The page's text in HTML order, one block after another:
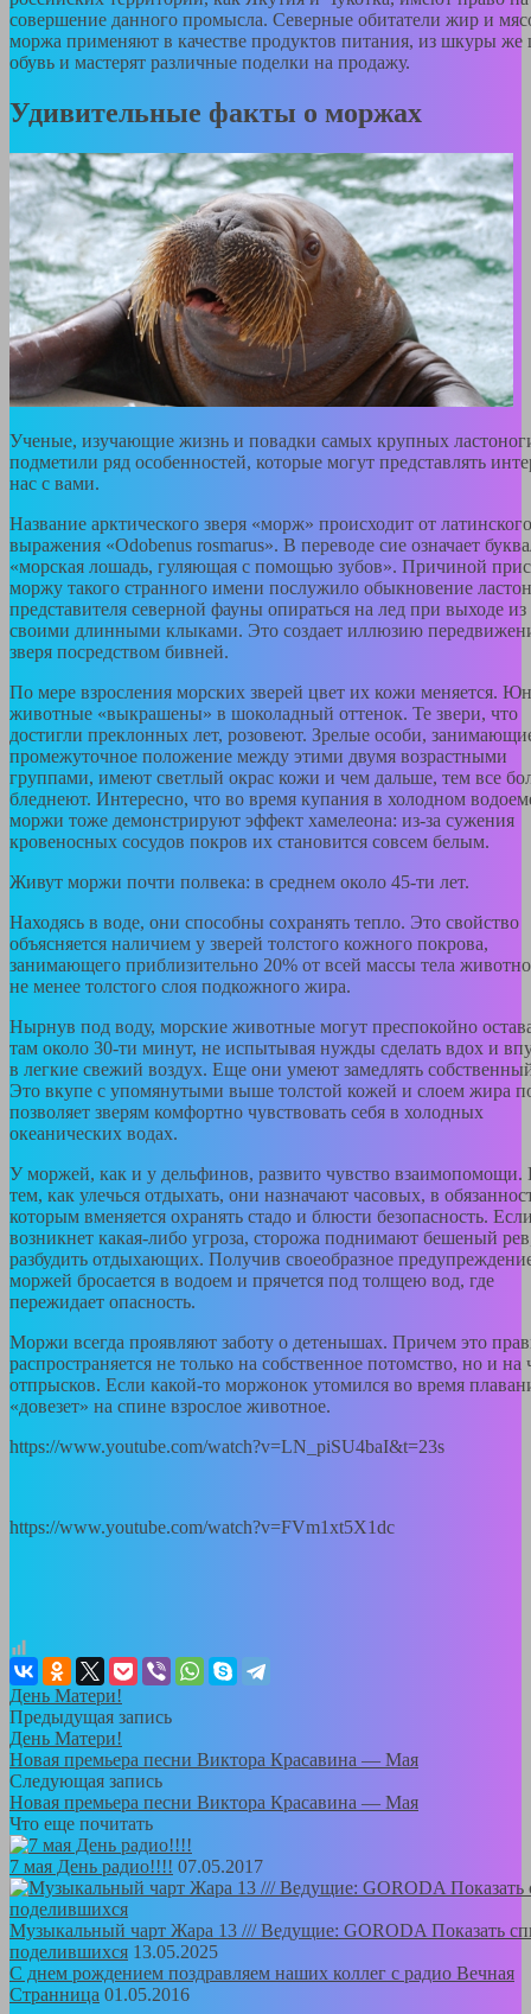
совершение данного промысла. Северные обитатели жир и
моржа применяют в качестве продуктов питания, из шкуры
обувь и мастерят различные поделки на продажу.
Удивительные факты о моржах
Ученые, изучающие жизнь и повадки самых крупных
подметили ряд особенностей, которые могут представлять
нас с вами.
Название арктического зверя «морж» происходит от латинского
выражения «Odobenus rosmarus». В переводе сие означает
«морская лошадь, гуляющая с помощью зубов». Причиной
моржу такого странного имени послужило обыкновение
представителя северной фауны опираться на лед при выходе
своими длинными клыками. Это создает иллюзию
зверя посредством бивней.
По мере взросления морских зверей цвет их кожи меняется.
животные «выкрашены» в шоколадный оттенок. Те звери, что
достигли преклонных лет, розовеют. Зрелые особи,
промежуточное положение между этими двумя возрастными
группами, имеют светлый окрас кожи и чем дальше, тем все
бледнеют. Интересно, что во время купания в холодном
моржи тоже демонстрируют эффект хамелеона: из-за сужения
кровеносных сосудов покров их становится совсем белым.
Живут моржи почти полвека: в среднем около 45-ти лет.
Находясь в воде, они способны сохранять тепло. Это свойство
объясняется наличием у зверей толстого кожного покрова,
занимающего приблизительно 20% от всей массы тела
не менее толстого слоя подкожного жира.
Нырнув под воду, морские животные могут преспокойно
там около 30-ти минут, не испытывая нужды сделать вдох и
в легкие свежий воздух. Еще они умеют замедлять
Это вкупе с упомянутыми выше толстой кожей и слоем жира
позволяет зверям комфортно чувствовать себя в холодных
океанических водах.
У моржей, как и у дельфинов, развито чувство взаимопомощи.
тем, как улечься отдыхать, они назначают часовых, в
которым вменяется охранять стадо и блюсти безопасность.
возникнет какая-либо угроза, сторожа поднимают бешеный
разбудить отдыхающих. Получив своеобразное
моржей бросается в водоем и прячется под толщею вод, где
пережидает опасность.
Моржи всегда проявляют заботу о детенышах. Причем это
распространяется не только на собственное потомство, но и
отпрысков. Если какой-то моржонок утомился во время
«довезет» на спине взрослое животное.
https://www.youtube.com/watch?v=LN_piSU4baI&t=23s
https://www.youtube.com/watch?v=FVm1xt5X1dc
День Матери!
Предыдущая запись
День Матери!
Новая премьера песни Виктора Красавина — Мая
Следующая запись
Новая премьера песни Виктора Красавина — Мая
Что еще почитать
7 мая День радио!!!! 07.05.2017
Музыкальный чарт Жара 13 /// Ведущие: GORODA Показать
поделившихся 13.05.2025
С днем рождением поздравляем наших коллег с радио Вечная
Странница 01.05.2016